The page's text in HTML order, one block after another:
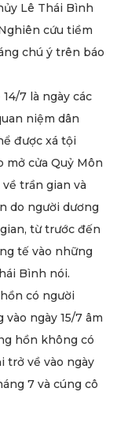
Lê Thái Bình
cứu tiềm
chú ý trên báo
7 là ngày các
niệm dân
được xá tội
mở cửa Quỷ Môn
trần gian và
do người dương
từ trước đến
tế vào những
Bình nói.
có người
ngày 15/7 âm
hồn không có
trở về vào ngày
7 và cúng cô